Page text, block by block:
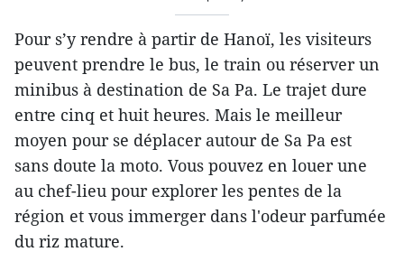
Pour s’y rendre à partir de Hanoï, les visiteurs
peuvent prendre le bus, le train ou réserver un
minibus à destination de Sa Pa. Le trajet dure
entre cinq et huit heures. Mais le meilleur
moyen pour se déplacer autour de Sa Pa est
sans doute la moto. Vous pouvez en louer une
au chef-lieu pour explorer les pentes de la
région et vous immerger dans l'odeur parfumée
du riz mature.